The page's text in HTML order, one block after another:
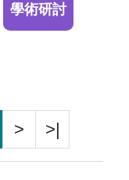
學術研討
> >|